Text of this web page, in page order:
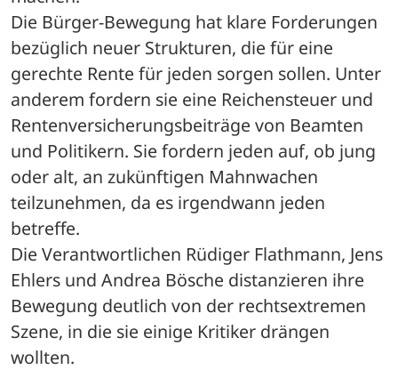
Die Bürger-Bewegung hat klare Forderungen
bezüglich neuer Strukturen, die für eine
gerechte Rente für jeden sorgen sollen. Unter
anderem fordern sie eine Reichensteuer und
Rentenversicherungsbeiträge von Beamten
und Politikern. Sie fordern jeden auf, ob jung
oder alt, an zukünftigen Mahnwachen
teilzunehmen, da es irgendwann jeden
betreffe.
Die Verantwortlichen Rüdiger Flathmann, Jens
Ehlers und Andrea Bösche distanzieren ihre
Bewegung deutlich von der rechtsextremen
Szene, in die sie einige Kritiker drängen
wollten.